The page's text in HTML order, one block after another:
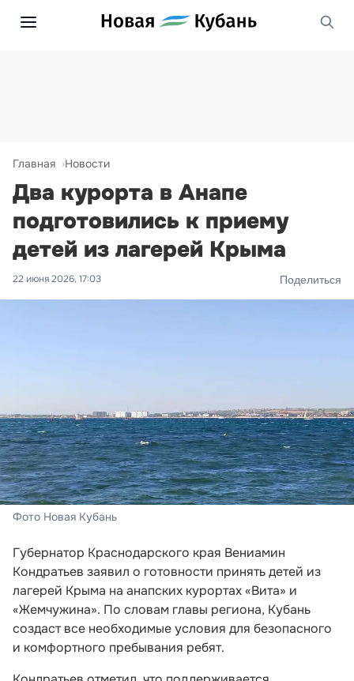
Главная Новости
Два курорта в Анапе
подготовились к приему
детей из лагерей Крыма
22 июня 2026, 17:03 Поделиться
Фото Новая Кубань
Губернатор Краснодарского края Вениамин
Кондратьев заявил о готовности принять детей из
лагерей Крыма на анапских курортах «Вита» и
«Жемчужина». По словам главы региона, Кубань
создаст все необходимые условия для безопасного
и комфортного пребывания ребят.